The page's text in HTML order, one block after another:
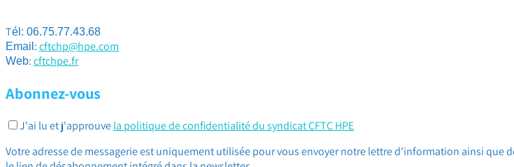
Tél: 06.75.77.43.68
Email :cftchp@hpe.com
Web:cftchpe.fr
Abonnez-vous
J'ai lu et j'approuvela politique de confidentialité du syndicat CFTC HPE
Votre adresse de messagerie est uniquement utilisée pour vous envoyer notre lettre d'information ainsi que